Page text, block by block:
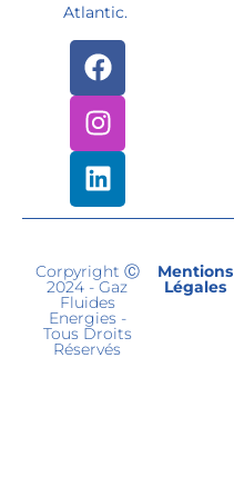
Atlantic.
Corpyright Ⓒ
2024 - Gaz
Fluides
Energies -
Tous Droits
Réservés
Mentions
Légales